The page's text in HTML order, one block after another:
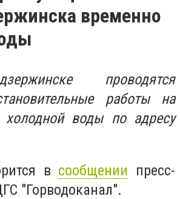
временно
проводятся
работы на
холодной воды по адресу
в сообщении пресс-
"Горводоканал".